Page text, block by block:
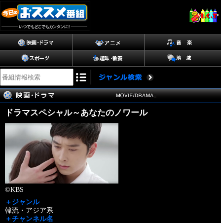
ドラマスペシャル～あなたのノワール
©KBS
＋ジャンル
韓流・アジア系
＋チャンネル名